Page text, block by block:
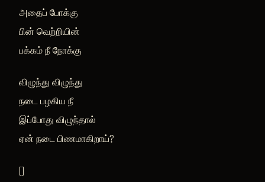
அதைப் போக்கு
பின் வெற்றியின்
பக்கம் நீ நோக்கு
விழுந்து விழுந்து
நடை பழகிய நீ
இப்போது விழுந்தால்
ஏன் நடை பிணமாகிறாய்?
[]